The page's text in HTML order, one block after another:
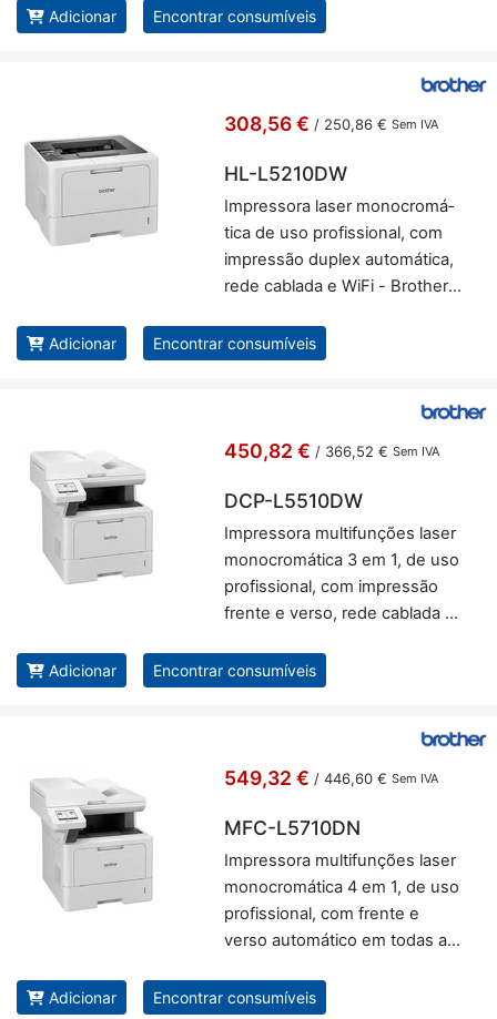
Adicionar Encontrar consumíveis
308,56 € / 250,86 € Sem IVA
HL-L5210DW
Im­pres­sora laser mo­no­cro­má­
tica de uso pro­fis­si­onal, com
im­pressão du­plex au­to­má­tica,
rede ca­blada e WiFi - Brother
Adicionar Encontrar consumíveis
450,82 € / 366,52 € Sem IVA
DCP-L5510DW
Im­pres­sora mul­ti­fun­ções laser
mo­no­cro­má­tica 3 em 1, de uso
pro­fis­si­onal, com im­pressão
frente e verso, rede ca­blada e
Adicionar Encontrar consumíveis
549,32 € / 446,60 € Sem IVA
MFC-L5710DN
Im­pres­sora mul­ti­fun­ções laser
mo­no­cro­má­tica 4 em 1, de uso
pro­fis­si­onal, com frente e
verso au­to­má­tico em todas as
Brother MFC-L5710DN
Adicionar Encontrar consumíveis